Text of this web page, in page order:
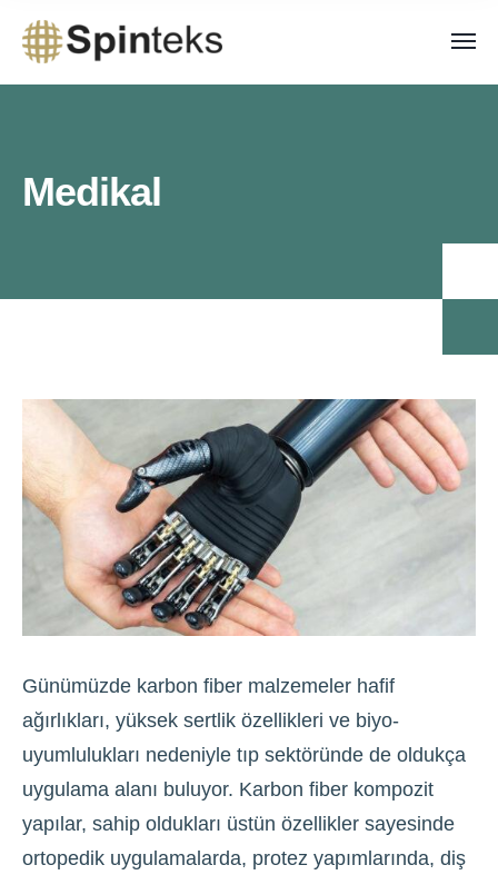
Medikal
Günümüzde karbon fiber malzemeler hafif
ağırlıkları, yüksek sertlik özellikleri ve biyo-
uyumlulukları nedeniyle tıp sektöründe de oldukça
uygulama alanı buluyor. Karbon fiber kompozit
yapılar, sahip oldukları üstün özellikler sayesinde
ortopedik uygulamalarda, protez yapımlarında, diş